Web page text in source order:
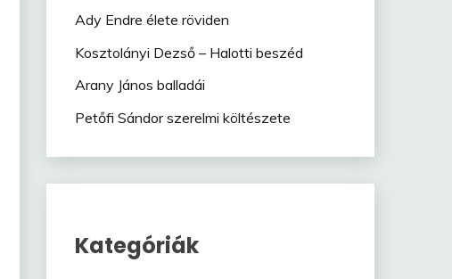
Ady Endre élete röviden
Kosztolányi Dezső – Halotti beszéd
Arany János balladái
Petőfi Sándor szerelmi költészete
Kategóriák